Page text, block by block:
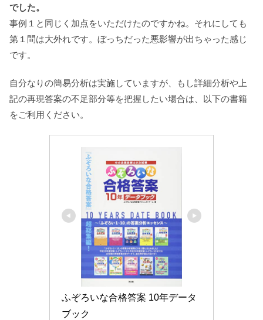
でした。
事例１と同じく加点をいただけたのですかね。それにしても
第１問は大外れです。ぼっちだった悪影響が出ちゃった感じ
です。
自分なりの簡易分析は実施していますが、もし詳細分析や上
記の再現答案の不足部分等を把握したい場合は、以下の書籍
をご利用ください。
ふぞろいな合格答案 10年データ
ブック